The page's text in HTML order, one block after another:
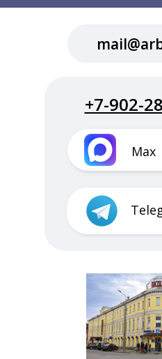
Max
+7-902-